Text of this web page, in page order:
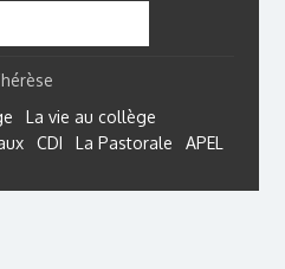
La vie au collège
CDI La Pastorale APEL